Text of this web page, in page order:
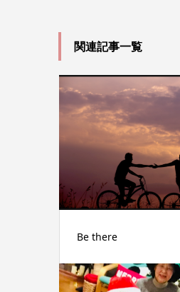
関連記事一覧
Be there